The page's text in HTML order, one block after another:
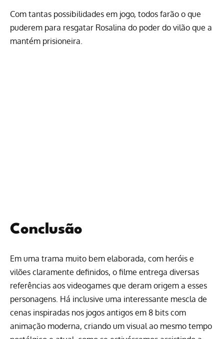
Com tantas possibilidades em jogo, todos farão o que
puderem para resgatar Rosalina do poder do vilão que a
mantém prisioneira.
Conclusão
Em uma trama muito bem elaborada, com heróis e
vilões claramente definidos, o filme entrega diversas
referências aos videogames que deram origem a esses
personagens. Há inclusive uma interessante mescla de
cenas inspiradas nos jogos antigos em 8 bits com
animação moderna, criando um visual ao mesmo tempo